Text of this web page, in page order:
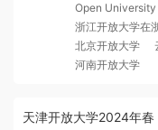
Open University
浙江开放大学在
北京开放大学
河南开放大学
天津开放大学2024年